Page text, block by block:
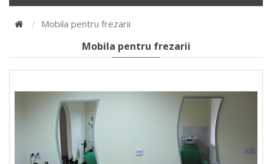
Mobila pentru frezarii
Mobila pentru frezarii